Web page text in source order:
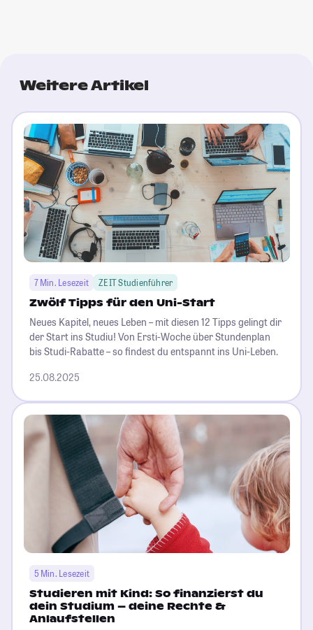
Weitere Artikel
7 Min. Lesezeit ZEIT Studienführer
Zwölf Tipps für den Uni-Start
Neues Kapitel, neues Leben – mit diesen 12 Tipps gelingt dir
der Start ins Studiu! Von Ersti-Woche über Stundenplan
bis Studi-Rabatte – so findest du entspannt ins Uni-Leben.
25.08.2025
5 Min. Lesezeit
Studieren mit Kind: So finanzierst du
dein Studium – deine Rechte &
Anlaufstellen